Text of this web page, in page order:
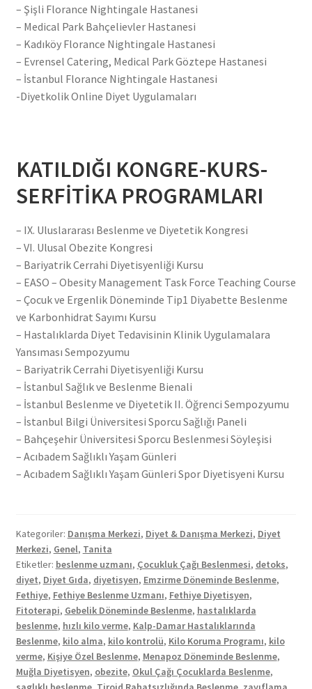
– Şişli Florance Nightingale Hastanesi
– Medical Park Bahçelievler Hastanesi
– Kadıköy Florance Nightingale Hastanesi
– Evrensel Catering, Medical Park Göztepe Hastanesi
– İstanbul Florance Nightingale Hastanesi
-Diyetkolik Online Diyet Uygulamaları
KATILDIĞI KONGRE-KURS-
SERFİTİKA PROGRAMLARI
– IX. Uluslararası Beslenme ve Diyetetik Kongresi
– VI. Ulusal Obezite Kongresi
– Bariyatrik Cerrahi Diyetisyenliği Kursu
– EASO – Obesity Management Task Force Teaching Course
– Çocuk ve Ergenlik Döneminde Tip1 Diyabette Beslenme
ve Karbonhidrat Sayımı Kursu
– Hastalıklarda Diyet Tedavisinin Klinik Uygulamalara
Yansıması Sempozyumu
– Bariyatrik Cerrahi Diyetisyenliği Kursu
– İstanbul Sağlık ve Beslenme Bienali
– İstanbul Beslenme ve Diyetetik II. Öğrenci Sempozyumu
– İstanbul Bilgi Üniversitesi Sporcu Sağlığı Paneli
– Bahçeşehir Üniversitesi Sporcu Beslenmesi Söyleşisi
– Acıbadem Sağlıklı Yaşam Günleri
– Acıbadem Sağlıklı Yaşam Günleri Spor Diyetisyeni Kursu
Kategoriler: Danışma Merkezi, Diyet & Danışma Merkezi, Diyet
Merkezi, Genel, Tanita
Etiketler: beslenme uzmanı, Çocukluk Çağı Beslenmesi, detoks,
diyet, Diyet Gıda, diyetisyen, Emzirme Döneminde Beslenme,
Fethiye, Fethiye Beslenme Uzmanı, Fethiye Diyetisyen,
Fitoterapi, Gebelik Döneminde Beslenme, hastalıklarda
beslenme, hızlı kilo verme, Kalp-Damar Hastalıklarında
Beslenme, kilo alma, kilo kontrolü, Kilo Koruma Programı, kilo
verme, Kişiye Özel Beslenme, Menapoz Döneminde Beslenme,
Muğla Diyetisyen, obezite, Okul Çağı Çocuklarda Beslenme,